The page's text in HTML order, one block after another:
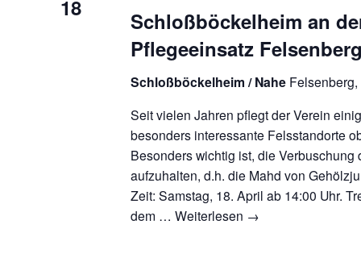
18
Schloßböckelheim an
Pflegeeinsatz
Schloßböckelheim / Nahe
Seit vielen Jahren pflegt der Verein
besonders interessante Felsstandorte
Besonders wichtig ist, die Verbuschung
aufzuhalten, d.h. die Mahd von
Zeit: Samstag, 18. April ab 14:00 Uhr.
dem …Weiterlesen →